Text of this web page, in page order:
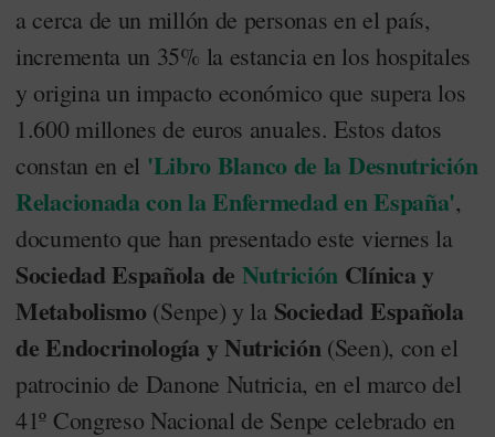
a cerca de un millón de personas en el país,
incrementa un 35% la estancia en los hospitales
y origina un impacto económico que supera los
1.600 millones de euros anuales. Estos datos
constan en el 'Libro Blanco de la Desnutrición
Relacionada con la Enfermedad en España',
documento que han presentado este viernes la
Sociedad Española de Nutrición Clínica y
Metabolismo (Senpe) y la Sociedad Española
de Endocrinología y Nu­tri­ción(Seen), con el
patrocinio de Danone Nutricia, en el marco del
41º Congreso Nacional de Senpe celebrado en